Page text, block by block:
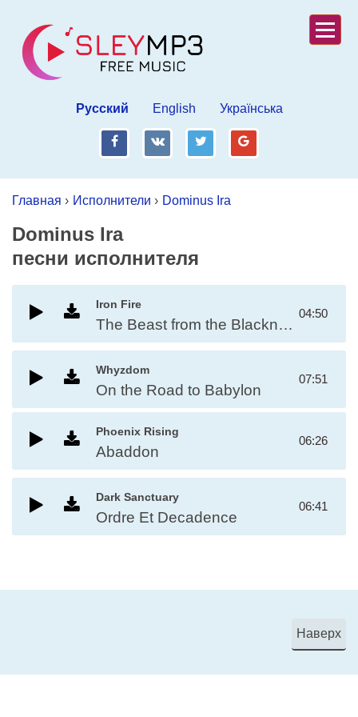
Русский English Українська
fb vk tw gp
Главная › Исполнители › Dominus Ira
Dominus Ira
песни исполнителя
Iron Fire
The Beast from the Blackness
04:50
Whyzdom
On the Road to Babylon
07:51
Phoenix Rising
Abaddon
06:26
Dark Sanctuary
Ordre Et Decadence
06:41
Наверх